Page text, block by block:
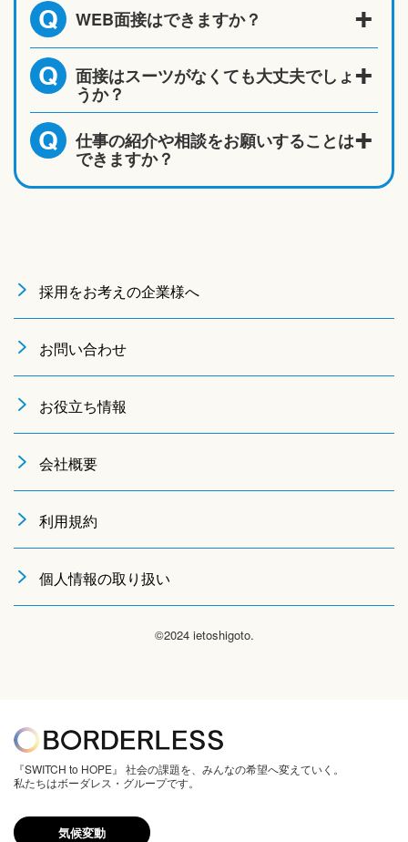
Q WEB面接はできますか？
Q 面接はスーツがなくても大丈夫でしょ
うか？
Q 仕事の紹介や相談をお願いすることは
できますか？
採用をお考えの企業様へ
お問い合わせ
お役立ち情報
会社概要
利用規約
個人情報の取り扱い
©2024 ietoshigoto.
『SWITCH to HOPE』 社会の課題を、みんなの希望へ変えていく。
私たちはボーダレス・グループです。
気候変動